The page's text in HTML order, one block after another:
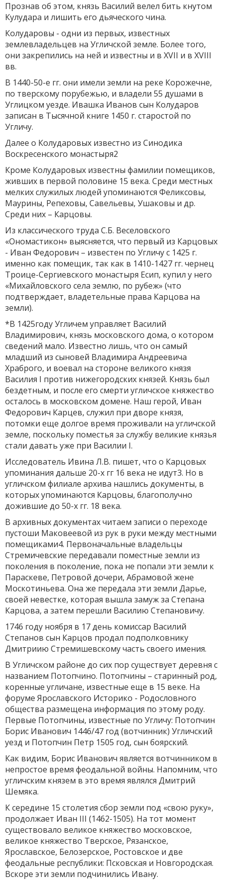
Прознав об этом, князь Василий велел бить кнутом
Кулудара и лишить его дьяческого чина.
Колударовы - одни из первых, известных
землевладельцев на Угличской земле. Более того,
они закрепились на ней и известны и в XVII и в XVIII
вв.
В 1440-50-е гг. они имели земли на реке Корожечне,
по тверскому порубежью, и владели 55 душами в
Углицком уезде. Ивашка Иванов сын Колударов
записан в Тысячной книге 1450 г. старостой по
Угличу.
Далее о Колударовых известно из Синодика
Воскресенского монастыря2
Кроме Колударовых известны фамилии помещиков,
живших в первой половине 15 века. Среди местных
мелких служилых людей упоминаются Феликсовы,
Маурины, Репеховы, Савельевы, Ушаковы и др.
Среди них – Карцовы.
Из классического труда С.Б. Веселовского
«Ономастикон» выясняется, что первый из Карцовых
- Иван Федорович – известен по Угличу с 1425 г.
именно как помещик, так как в 1410-1427 гг. чернец
Троице-Сергиевского монастыря Есип, купил у него
«Михайловского села землю, по рубеж» (что
подтверждает, владетельные права Карцова на
земли).
*В 1425году Угличем управляет Василий
Владимирович, князь московского дома, о котором
сведений мало. Известно лишь, что он самый
младший из сыновей Владимира Андреевича
Храброго, и воевал на стороне великого князя
Василия I против нижегородских князей. Князь был
бездетным, и после его смерти угличское княжество
осталось в московском домене. Наш герой, Иван
Федорович Карцев, служил при дворе князя,
потомки еще долгое время проживали на угличской
земле, поскольку поместья за службу великие князья
стали давать уже при Василии I.
Исследователь Ивина Л.В. пишет, что о Карцовых
упоминания дальше 20-х гг 16 века не идут3. Но в
угличском филиале архива нашлись документы, в
которых упоминаются Карцовы, благополучно
дожившие до 50-х гг. 18 века.
В архивных документах читаем записи о переходе
пустоши Маковеевой из рук в руки между местными
помещиками4. Первоначальные владельцы
Стремичевские передавали поместные земли из
поколения в поколение, пока не попали эти земли к
Параскеве, Петровой дочери, Абрамовой жене
Москотиньева. Она же передала эти земли Дарье,
своей невестке, которая вышла замуж за Степана
Карцова, а затем перешли Василию Степановичу.
1746 году ноября в 17 день комиссар Василий
Степанов сын Карцов продал подполковнику
Дмитриию Стремишевскому часть своего имения.
В Угличском районе до сих пор существует деревня с
названием Потопчино. Потопчины – старинный род,
коренные угличане, известные еще в 15 веке. На
форуме Ярославского Историко - Родословного
общества размещена информация по этому роду.
Первые Потопчины, известные по Угличу: Потопчин
Борис Иванович 1446/47 год (вотчинник) Угличский
уезд и Потопчин Петр 1505 год, сын боярский.
Как видим, Борис Иванович является вотчинником в
непростое время феодальной войны. Напомним, что
угличским князем в это время являлся Дмитрий
Шемяка.
К середине 15 столетия сбор земли под «свою руку»,
продолжает Иван III (1462-1505). На тот момент
существовало великое княжество московское,
великое княжество Тверское, Рязанское,
Ярославское, Белозерское, Ростовское и две
феодальные республики: Псковская и Новгородская.
Вскоре эти земли подчинились Ивану.